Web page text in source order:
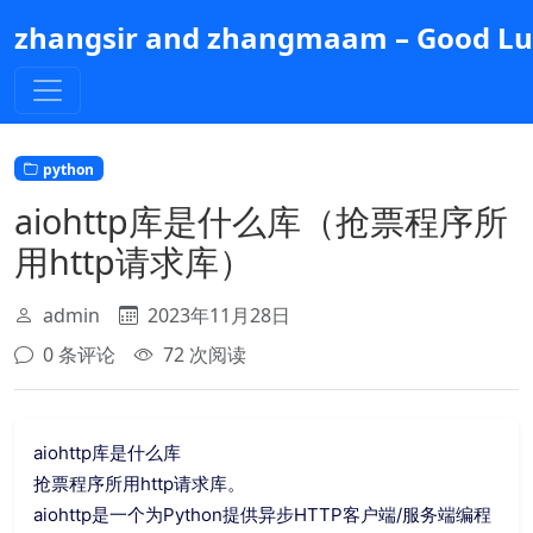
到
主
内
容
zhangsir and zhangmaam – Good
python
aiohttp库是什么库（抢票程序所
用http请求库）
admin
2023年11月28日
0 条评论
72 次阅读
aiohttp库是什么库
抢票程序所用http请求库。
aiohttp是一个为Python提供异步HTTP客户端/服务端编程